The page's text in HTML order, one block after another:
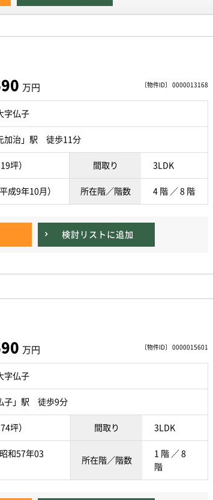
〔物件ID〕 0000013168
万円
字仏子
加治」駅 徒歩11分
坪） 間取り 3LDK
成9年10月） 所在階／階数 4 階 ／ 8 階
検討リストに追加
〔物件ID〕 0000015601
万円
字仏子
子」駅 徒歩9分
坪） 間取り 3LDK
和57年03
所在階／階数
1 階 ／ 8
階